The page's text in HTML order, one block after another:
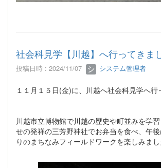
社会科見学【川越】へ行ってきま
投稿日時 : 2024/11/07 システム管理者
１１月１５日(金)に、川越へ社会科見学へ行
川越市立博物館で川越の歴史や町並みを学
せの発祥の三芳野神社でお弁当を食べ、午
りのまちなみフィールドワークを楽しみまし